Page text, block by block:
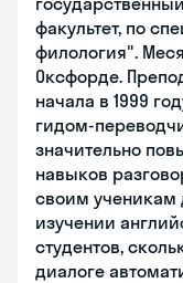
факультет, по
филология".
Оксфорде.
начала в 1999
гидом-
значительно
навыков
своим ученикам
изучении
студентов,
диалоге